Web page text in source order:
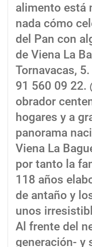
alimento está
nada cómo
del Pan con
de Viena La
Tornavacas,
91 560 09 22.
obrador
hogares y a
panorama
Viena La
por tanto la
118 años
de antaño y
unos
Al frente del
generación- y